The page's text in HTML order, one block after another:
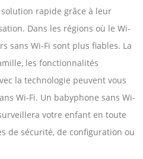
rapide grâce à leur
Dans les régions où le Wi-
sans Wi-Fi sont plus fiables. La
les fonctionnalités
la technologie peuvent vous
Wi-Fi. Un babyphone sans Wi-
votre enfant en toute
de sécurité, de configuration ou